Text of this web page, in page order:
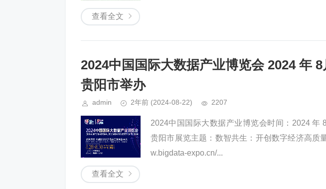
查看全文
2024中国国际大数据产业博览会 2024 年
贵阳市举办
admin 2年前 (2024-08-22) 2207
2024中国国际大数据产业博览会时间：2024 年
贵阳市展览主题：数智共生：开创数字经济高质
w.bigdata-expo.cn/...
查看全文